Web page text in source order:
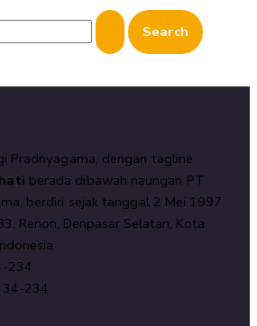
Pradnyagama, dengan tagline
berada dibawah naungan PT
berdiri sejak tanggal 2 Mei 1997.
Renon, Denpasar Selatan, Kota
234
234